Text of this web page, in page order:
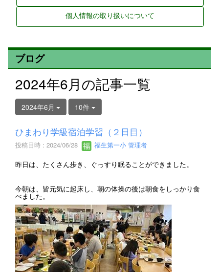
個人情報の取り扱いについて
ブログ
2024年6月の記事一覧
2024年6月 10件
ひまわり学級宿泊学習（２日目）
投稿日時 : 2024/06/28 福生第一小 管理者
昨日は、たくさん歩き、ぐっすり眠ることができました。
今朝は、皆元気に起床し、朝の体操の後は朝食をしっかり食
べました。